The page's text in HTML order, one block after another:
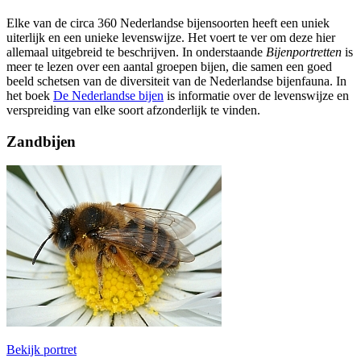
Elke van de circa 360 Nederlandse bijensoorten heeft een uniek
uiterlijk en een unieke levenswijze. Het voert te ver om deze hier
allemaal uitgebreid te beschrijven. In onderstaande Bijenportretten is
meer te lezen over een aantal groepen bijen, die samen een goed
beeld schetsen van de diversiteit van de Nederlandse bijenfauna. In
het boek De Nederlandse bijen is informatie over de levenswijze en
verspreiding van elke soort afzonderlijk te vinden.
Zandbijen
Bekijk portret